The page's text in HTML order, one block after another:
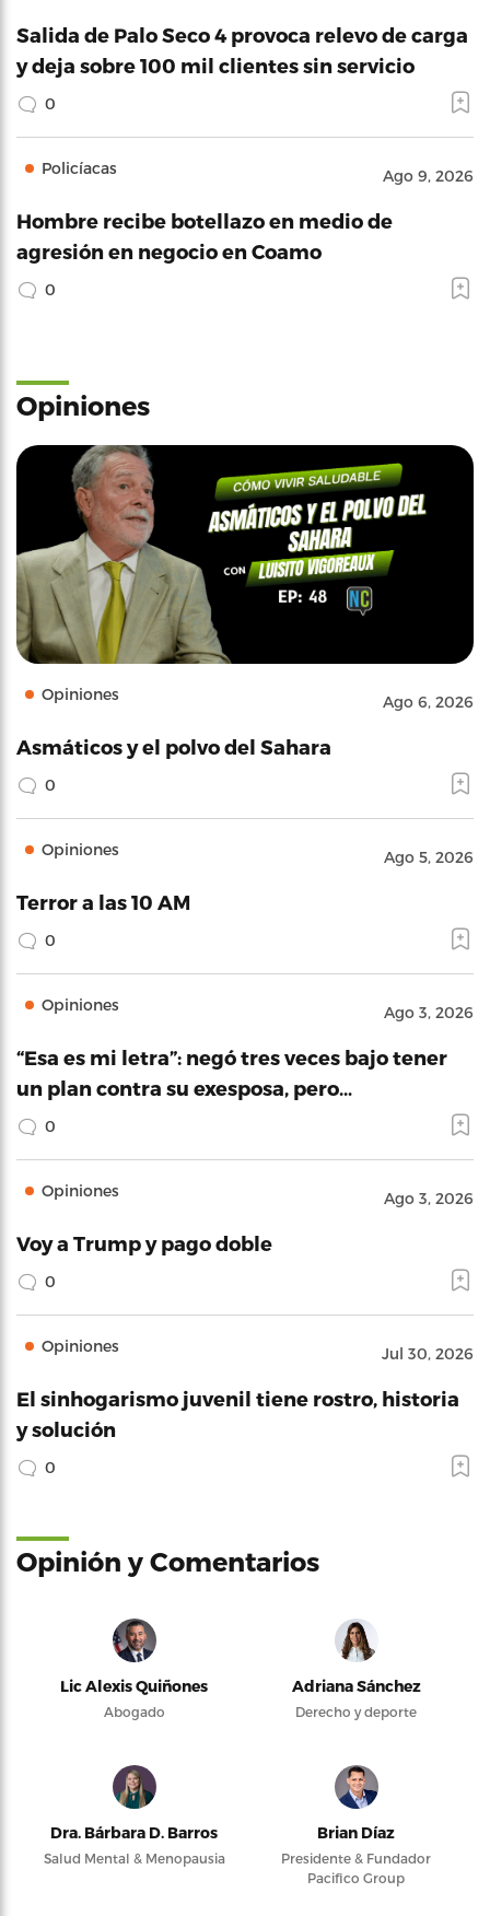
Salida de Palo Seco 4 provoca relevo de carga
y deja sobre 100 mil clientes sin servicio
0
Policíacas Ago 9, 2026
Hombre recibe botellazo en medio de
agresión en negocio en Coamo
0
Opiniones
Opiniones Ago 6, 2026
Asmáticos y el polvo del Sahara
0
Opiniones Ago 5, 2026
Terror a las 10 AM
0
Opiniones Ago 3, 2026
“Esa es mi letra”: negó tres veces bajo tener
un plan contra su exesposa, pero…
0
Opiniones Ago 3, 2026
Voy a Trump y pago doble
0
Opiniones Jul 30, 2026
El sinhogarismo juvenil tiene rostro, historia
y solución
0
Opinión y Comentarios
Lic Alexis Quiñones
Abogado
Adriana Sánchez
Derecho y deporte
Dra. Bárbara D. Barros
Salud Mental & Menopausia
Brian Díaz
Presidente & Fundador
Pacifico Group